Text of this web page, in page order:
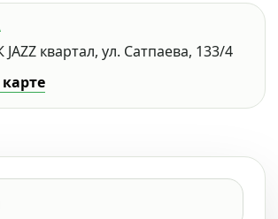
квартал, ул. Сатпаева, 133/4